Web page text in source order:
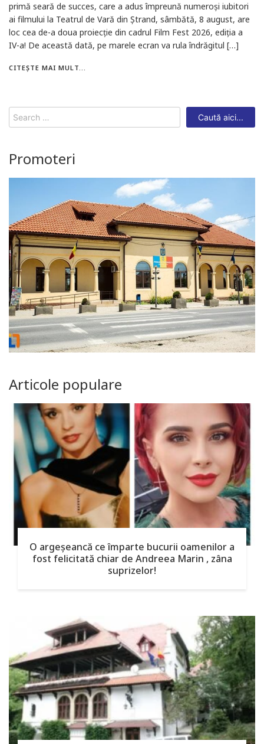
primă seară de succes, care a adus împreună numeroși iubitori
ai filmului la Teatrul de Vară din Ștrand, sâmbătă, 8 august, are
loc cea de-a doua proiecție din cadrul Film Fest 2026, ediția a
IV-a! De această dată, pe marele ecran va rula îndrăgitul […]
CITEȘTE MAI MULT...
Search
for:
Promoteri
Articole populare
O argeşeancă ce împarte bucurii oamenilor a
fost felicitată chiar de Andreea Marin , zâna
suprizelor!